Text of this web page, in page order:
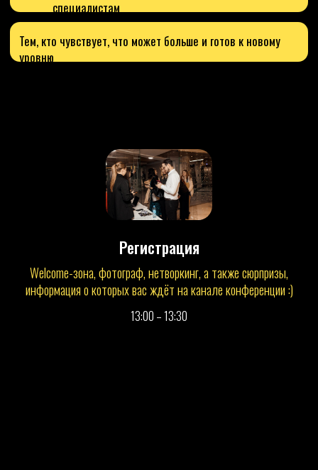
Регистрация
Welcome-зона, фотограф, нетворкинг, а также сюрпризы,
информация о которых вас ждёт на канале конференции :)
13:00 – 13:30